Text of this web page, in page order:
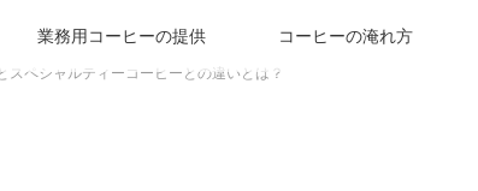
業務用コーヒーの提供 コーヒーの淹れ方
スペシャルティーコーヒーとの違いとは？